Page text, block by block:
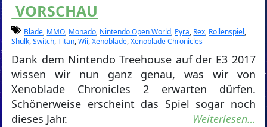
VORSCHAU
Blade, MMO, Monado, Nintendo Open World, Pyra, Rex, Rollenspiel,
Shulk,Switch,Titan,Wii,Xenoblade,Xenoblade Chronicles
Dank dem Nintendo Treehouse auf der E3 2017
wissen wir nun ganz genau, was wir von
Xenoblade Chronicles 2 erwarten dürfen.
Schönerweise erscheint das Spiel sogar noch
dieses Jahr.
Weiterlesen…